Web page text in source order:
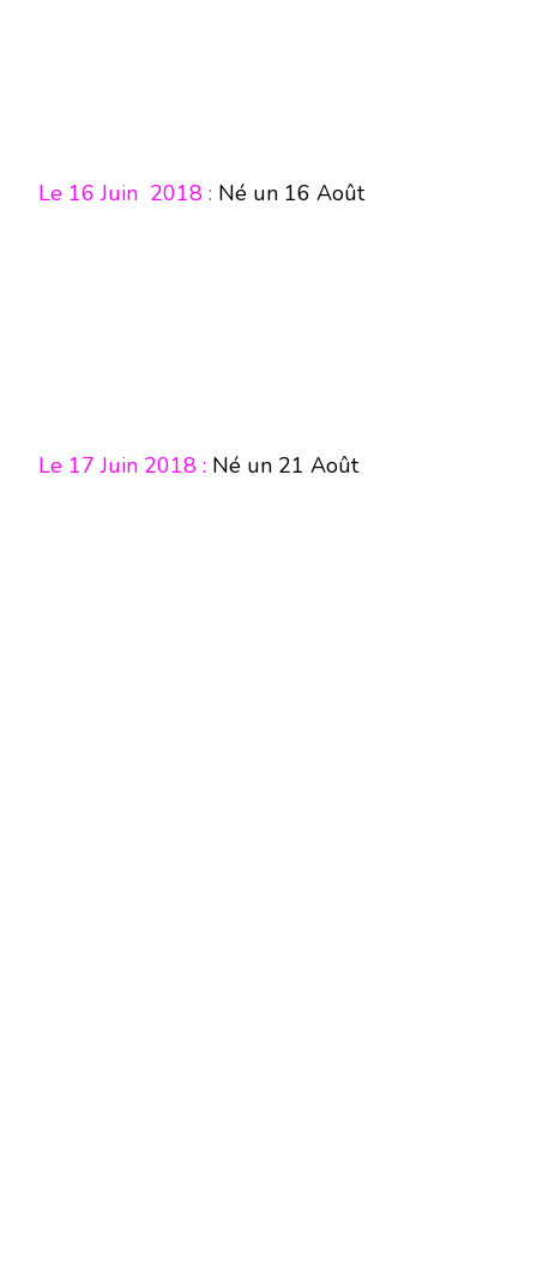
Le 16 Juin 2018 : Né un 16 Août
Le 17 Juin 2018 : Né un 21 Août